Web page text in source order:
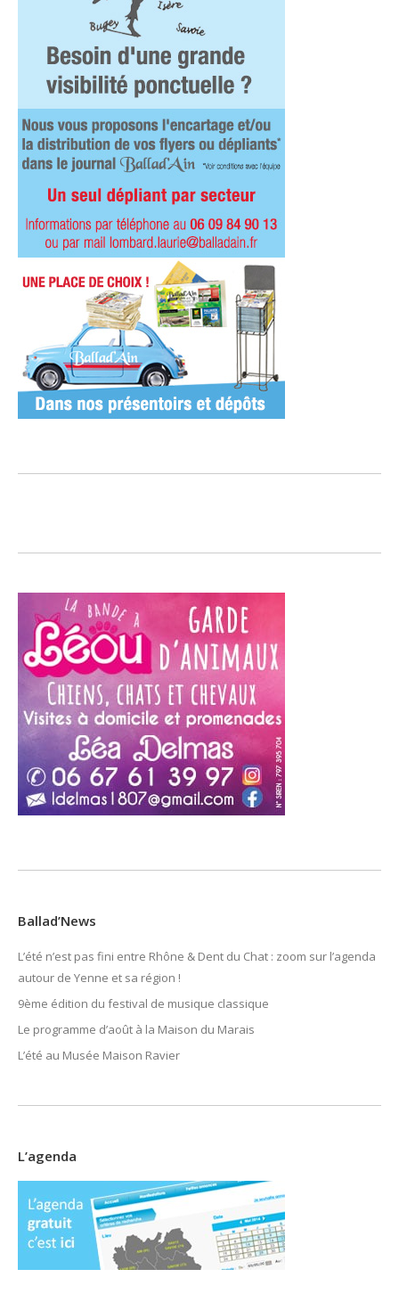
Ballad’News
L’été n’est pas fini entre Rhône & Dent du Chat : zoom sur l’agenda
autour de Yenne et sa région !
9ème édition du festival de musique classique
Le programme d’août à la Maison du Marais
L’été au Musée Maison Ravier
L’agenda